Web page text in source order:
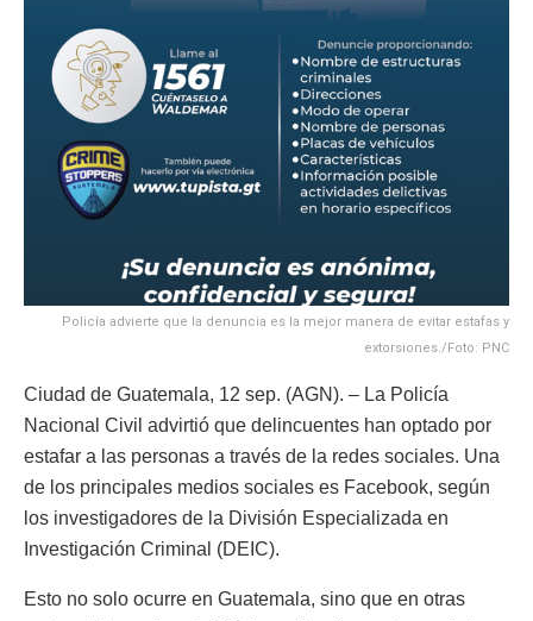
Policía advierte que la denuncia es la mejor manera de evitar estafas y
extorsiones./Foto: PNC
Ciudad de Guatemala, 12 sep. (AGN). – La Policía
Nacional Civil advirtió que delincuentes han optado por
estafar a las personas a través de la redes sociales. Una
de los principales medios sociales es Facebook, según
los investigadores de la División Especializada en
Investigación Criminal (DEIC).
Esto no solo ocurre en Guatemala, sino que en otras